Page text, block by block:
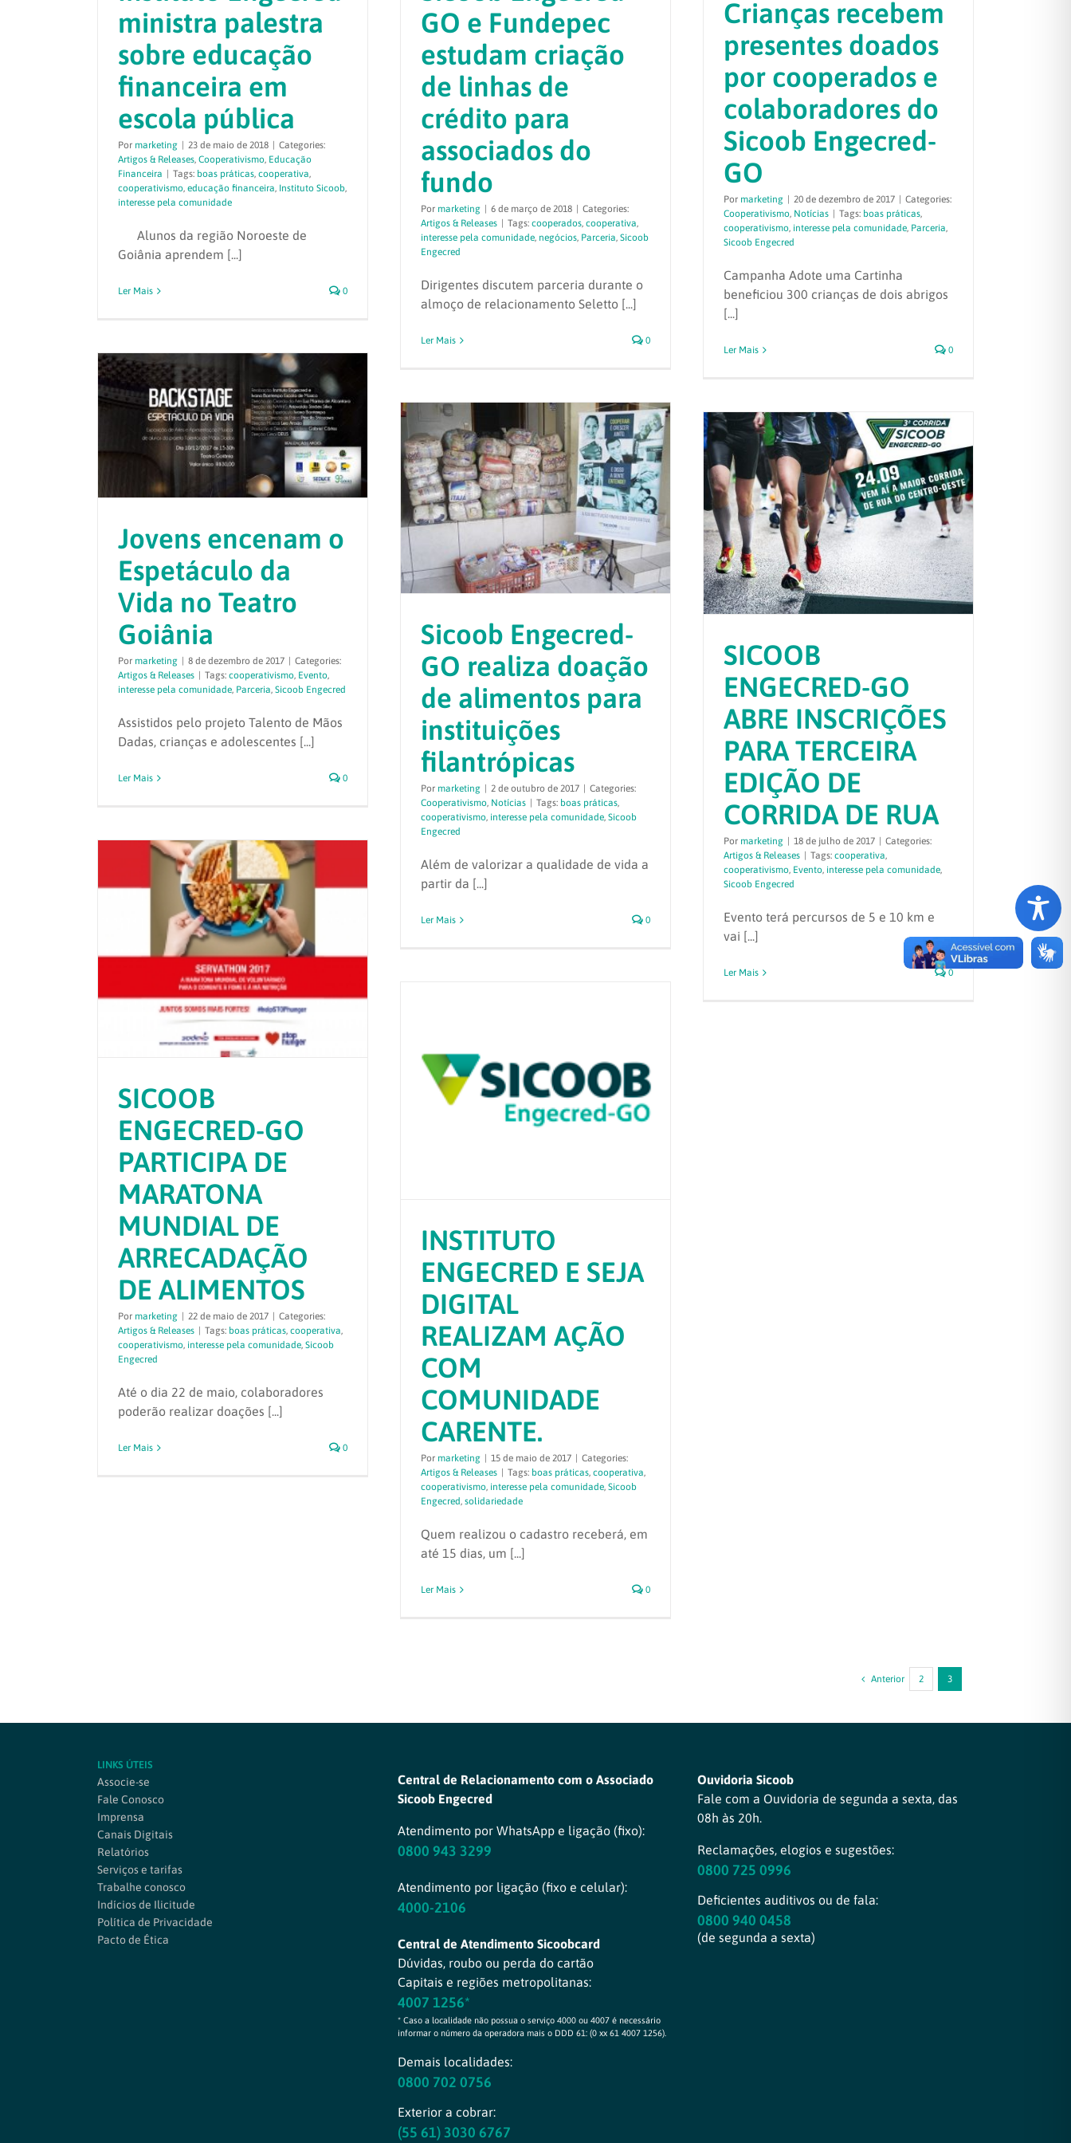
ministra palestra
sobre educação
financeira em
escola pública
Por marketing | 23 de maio de 2018 | Categories:
Artigos & Releases, Cooperativismo, Educação
Financeira | Tags: boas práticas, cooperativa,
cooperativismo, educação financeira, Instituto Sicoob,
interesse pela comunidade
Alunos da região Noroeste de
Goiânia aprendem [...]
Ler Mais 0
GO e Fundepec
estudam criação
de linhas de
crédito para
associados do
fundo
Por marketing | 6 de março de 2018 | Categories:
Artigos & Releases | Tags: cooperados, cooperativa,
interesse pela comunidade, negócios, Parceria, Sicoob
Engecred
Dirigentes discutem parceria durante o
almoço de relacionamento Seletto [...]
Ler Mais 0
Crianças recebem
presentes doados
por cooperados e
colaboradores do
Sicoob Engecred-
GO
Por marketing | 20 de dezembro de 2017 | Categories:
Cooperativismo, Notícias | Tags: boas práticas,
cooperativismo, interesse pela comunidade, Parceria,
Sicoob Engecred
Campanha Adote uma Cartinha
beneficiou 300 crianças de dois abrigos
[...]
Ler Mais 0
Jovens encenam o
Espetáculo da
Vida no Teatro
Goiânia
Por marketing 8 de dezembro de 2017
Categories:
Artigos & Releases
Tags: cooperativismo, Evento,
interesse pela comunidade, Parceria, Sicoob Engecred
Assistidos pelo projeto Talento de Mãos
Dadas, crianças e adolescentes [...]
Ler Mais 0
Sicoob Engecred-
GO realiza doação
de alimentos para
instituições
filantrópicas
Por marketing | 2 de outubro de 2017 | Categories:
Cooperativismo, Notícias | Tags: boas práticas,
cooperativismo, interesse pela comunidade, Sicoob
Engecred
Além de valorizar a qualidade de vida a
partir da [...]
Ler Mais 0
SICOOB
ENGECRED-GO
ABRE INSCRIÇÕES
PARA TERCEIRA
EDIÇÃO DE
CORRIDA DE RUA
Por marketing 18 de julho de 2017
Categories:
Artigos & Releases
Tags: cooperativa,
cooperativismo, Evento, interesse pela comunidade,
Sicoob Engecred
Evento terá percursos de 5 e 10 km e
vai [...]
Ler Mais 0
SICOOB
ENGECRED-GO
PARTICIPA DE
MARATONA
MUNDIAL DE
ARRECADAÇÃO
DE ALIMENTOS
Por marketing 22 de maio de 2017
Categories:
Artigos & Releases
Tags: boas práticas, cooperativa,
cooperativismo, interesse pela comunidade, Sicoob
Engecred
Até o dia 22 de maio, colaboradores
poderão realizar doações [...]
Ler Mais 0
INSTITUTO
ENGECRED E SEJA
DIGITAL
REALIZAM AÇÃO
COM
COMUNIDADE
CARENTE.
Por marketing 15 de maio de 2017
Categories:
Artigos & Releases
Tags: boas práticas, cooperativa,
cooperativismo, interesse pela comunidade, Sicoob
Engecred, solidariedade
Quem realizou o cadastro receberá, em
até 15 dias, um [...]
Ler Mais 0
Anterior 2 3
LINKS ÚTEIS
Associe-se
Fale Conosco
Imprensa
Canais Digitais
Relatórios
Serviços e tarifas
Trabalhe conosco
Indícios de Ilicitude
Política de Privacidade
Pacto de Ética
Central de Relacionamento com o Associado
Sicoob Engecred
Atendimento por WhatsApp e ligação (fixo):
0800 943 3299
Atendimento por ligação (fixo e celular):
4000-2106
Central de Atendimento Sicoobcard
Dúvidas, roubo ou perda do cartão
Capitais e regiões metropolitanas:
4007 1256*
* Caso a localidade não possua o serviço 4000 ou 4007 é necessário
informar o número da operadora mais o DDD 61: (0 xx 61 4007 1256).
Demais localidades:
0800 702 0756
Exterior a cobrar:
(55 61) 3030 6767
Ouvidoria Sicoob
Fale com a Ouvidoria de segunda a sexta, das
08h às 20h.
Reclamações, elogios e sugestões:
0800 725 0996
Deficientes auditivos ou de fala:
0800 940 0458
(de segunda a sexta)